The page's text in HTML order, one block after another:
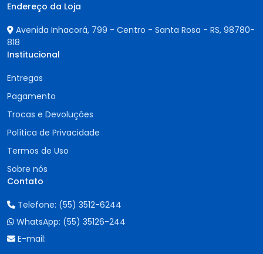
Endereço da Loja
Avenida Inhacorá, 799 - Centro - Santa Rosa - RS, 98780-
818
Institucional
Entregas
Pagamento
Trocas e Devoluções
Política de Privacidade
Termos de Uso
Sobre nós
Contato
Telefone: (55) 3512-6244
WhatsApp: (55) 35126-244
E-mail: